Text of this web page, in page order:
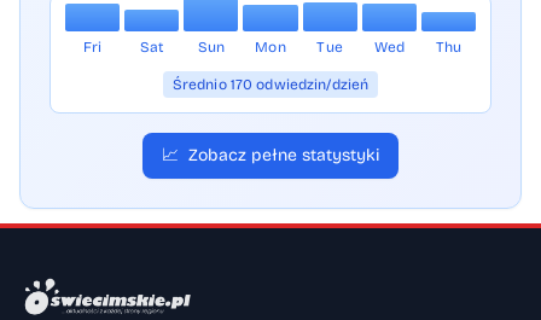
Fri Sat Sun Mon Tue Wed Thu
Średnio 170 odwiedzin/dzień
📈 Zobacz pełne statystyki